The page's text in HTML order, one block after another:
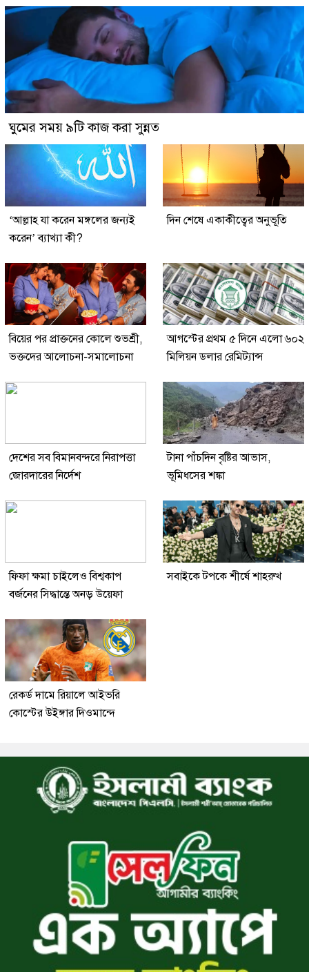
ঘুমের সময় ৯টি কাজ করা সুন্নত
‘আল্লাহ যা করেন মঙ্গলের জন্যই
করেন’ ব্যাখ্যা কী?
দিন শেষে একাকীত্বের অনুভূতি
বিয়ের পর প্রাক্তনের কোলে শুভশ্রী,
ভক্তদের আলোচনা-সমালোচনা
আগস্টের প্রথম ৫ দিনে এলো ৬০২
মিলিয়ন ডলার রেমিট্যান্স
দেশের সব বিমানবন্দরে নিরাপত্তা
জোরদারের নির্দেশ
টানা পাঁচদিন বৃষ্টির আভাস,
ভূমিধসের শঙ্কা
ফিফা ক্ষমা চাইলেও বিশ্বকাপ
বর্জনের সিদ্ধান্তে অনড় উয়েফা
সবাইকে টপকে শীর্ষে শাহরুখ
রেকর্ড দামে রিয়ালে আইভরি
কোস্টের উইঙ্গার দিওমান্দে